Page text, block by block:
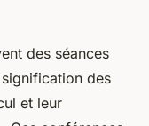
des séances
des
et leur